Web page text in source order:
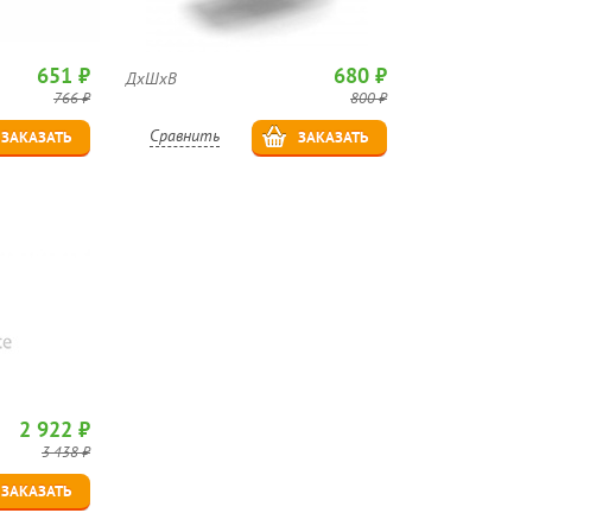
651 ₽
766 ₽
ЗАКАЗАТЬ
ДхШхВ 680 ₽
800 ₽
Сравнить ЗАКАЗАТЬ
2 922 ₽
3 438 ₽
ЗАКАЗАТЬ